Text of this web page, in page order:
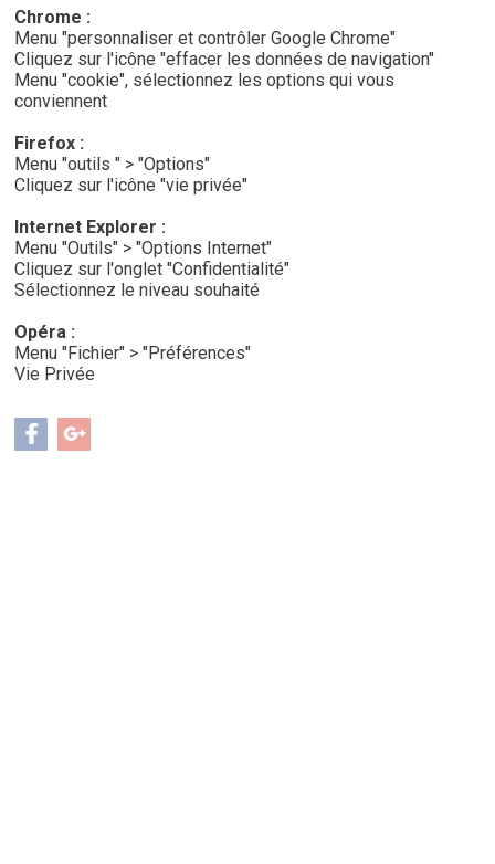
Chrome :
Menu "personnaliser et contrôler Google Chrome"
Cliquez sur l'icône "effacer les données de navigation"
Menu "cookie", sélectionnez les options qui vous
conviennent
Firefox :
Menu "outils " > "Options"
Cliquez sur l'icône "vie privée"
Internet Explorer :
Menu "Outils" > "Options Internet"
Cliquez sur l'onglet "Confidentialité"
Sélectionnez le niveau souhaité
Opéra :
Menu "Fichier" > "Préférences"
Vie Privée